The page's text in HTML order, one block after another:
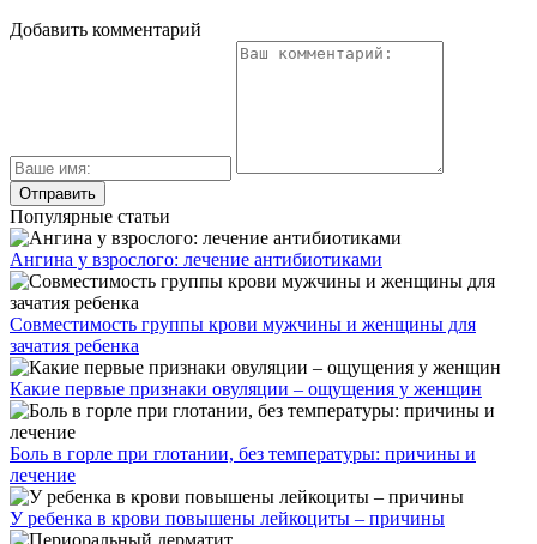
Добавить комментарий
Популярные статьи
Ангина у взрослого: лечение антибиотиками
Совместимость группы крови мужчины и женщины для
зачатия ребенка
Какие первые признаки овуляции – ощущения у женщин
Боль в горле при глотании, без температуры: причины и
лечение
У ребенка в крови повышены лейкоциты – причины